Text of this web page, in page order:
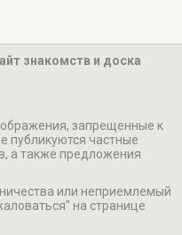
знакомств и доска
запрещенные к
публикуются частные
а также предложения
или неприемлемый
на странице